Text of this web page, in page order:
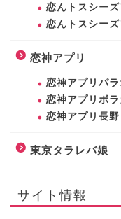
恋んトスシー
恋んトスシー
恋神アプリ
恋神アプリパラ
恋神アプリボラ
恋神アプリ長野
東京タラレバ娘
サイト情報